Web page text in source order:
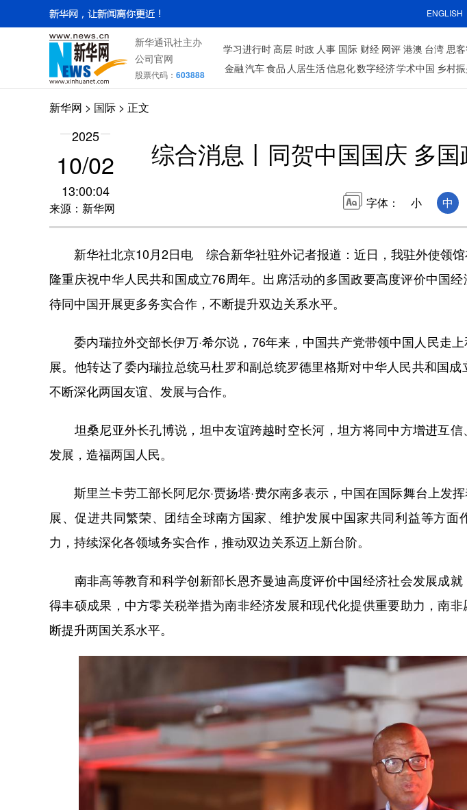
ENGLISH
新华通讯社主办
公司官网
股票代码： 603888
学习进行时 高层 时政 人事 国际 财经 网评 港澳 台湾 思
金融 汽车 食品 人居生活信息化数字经济学术中国 乡村
新华网 > 国际 > 正文
2025
10/02
13:00:04
来源：新华网
综合消息丨同贺中国国庆 多
字体： 小 中
新华社北京10月2日电 综合新华社驻外记者报道：近日，我驻外使领馆
隆重庆祝中华人民共和国成立76周年。出席活动的多国政要高度评价中国
待同中国开展更多务实合作，不断提升双边关系水平。
委内瑞拉外交部长伊万·希尔说，76年来，中国共产党带领中国人民走上
展。他转达了委内瑞拉总统马杜罗和副总统罗德里格斯对中华人民共和国
不断深化两国友谊、发展与合作。
坦桑尼亚外长孔博说，坦中友谊跨越时空长河，坦方将同中方增进互信
发展，造福两国人民。
斯里兰卡劳工部长阿尼尔·贾扬塔·费尔南多表示，中国在国际舞台上发
展、促进共同繁荣、团结全球南方国家、维护发展中国家共同利益等方面
力，持续深化各领域务实合作，推动双边关系迈上新台阶。
南非高等教育和科学创新部长恩齐曼迪高度评价中国经济社会发展成就
得丰硕成果，中方零关税举措为南非经济发展和现代化提供重要助力，南
断提升两国关系水平。